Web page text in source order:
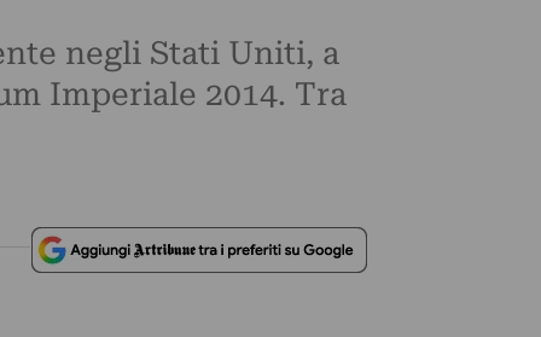
negli Stati Uniti, a
Imperiale 2014. Tra